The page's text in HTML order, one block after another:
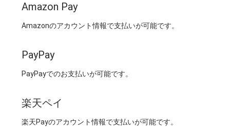
Amazon Pay
Amazonのアカウント情報で支払いが可能です。
PayPay
PayPayでのお支払いが可能です。
楽天ペイ
楽天Payのアカウント情報で支払いが可能です。